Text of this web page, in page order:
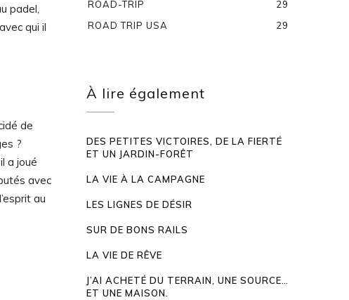
padel,
qui il
de
?
a joué
avec
au
ROAD-TRIP
29
ROAD TRIP USA
29
À lire également
DES PETITES VICTOIRES, DE LA FIERTÉ
ET UN JARDIN-FORÊT
LA VIE À LA CAMPAGNE
LES LIGNES DE DÉSIR
SUR DE BONS RAILS
LA VIE DE RÊVE
J’AI ACHETÉ DU TERRAIN, UNE SOURCE…
ET UNE MAISON.